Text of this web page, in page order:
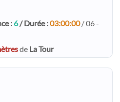
: 6/ Durée :03:00:00/ 06 -
de La Tour